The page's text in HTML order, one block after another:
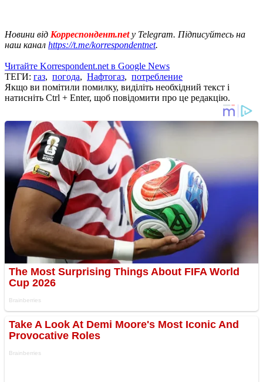
Новини від Корреспондент.net у Telegram. Підписуйтесь на
наш канал https://t.me/korrespondentnet.
Читайте Korrespondent.net в Google News
ТЕГИ: газ, погода, Нафтогаз, потребление
Якщо ви помітили помилку, виділіть необхідний текст і
натисніть Ctrl + Enter, щоб повідомити про це редакцію.